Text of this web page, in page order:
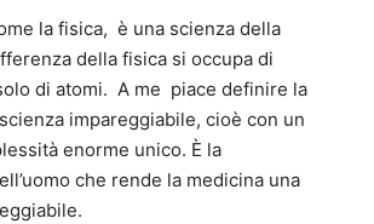
la fisica, è una scienza della
della fisica si occupa di
di atomi. A me piace definire la
impareggiabile, cioè con un
enorme unico. È la
che rende la medicina una